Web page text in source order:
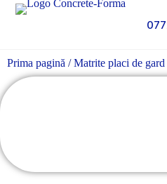
Prima pagină /Matrite placi de gard